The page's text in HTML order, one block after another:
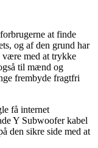
at finde
og af den grund har
være med at trykke
til mænd og
frembyde fragtfri
få internet
Y Subwoofer kabel
den sikre side med at